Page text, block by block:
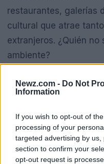
Newz.com - Do Not
Information
If you wish to opt-out of
processing of your
targeted advertising by
section to confirm your
opt-out request is
restaurantes, galerías
cultural que atrae
extranjeros. ¿Quién no
ambiente?
Sin embargo, al
como Condesa, es
del mercado
propiedad en México
extranjeros. Es vital